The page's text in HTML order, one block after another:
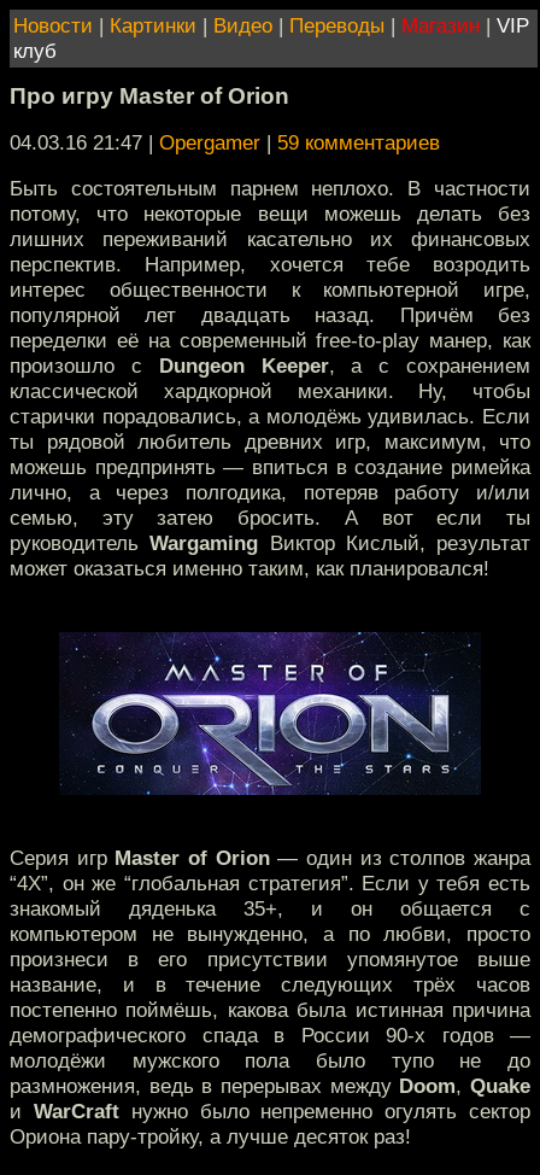
Новости | Картинки | Видео | Переводы | Магазин | VIP
клуб
Про игру Master of Orion
04.03.16 21:47 | Opergamer | 59 комментариев
Быть состоятельным парнем неплохо. В частности
потому, что некоторые вещи можешь делать без
лишних переживаний касательно их финансовых
перспектив. Например, хочется тебе возродить
интерес общественности к компьютерной игре,
популярной лет двадцать назад. Причём без
переделки её на современный free-to-play манер, как
произошло с Dungeon Keeper, а с сохранением
классической хардкорной механики. Ну, чтобы
старички порадовались, а молодёжь удивилась. Если
ты рядовой любитель древних игр, максимум, что
можешь предпринять — впиться в создание римейка
лично, а через полгодика, потеряв работу и/или
семью, эту затею бросить. А вот если ты
руководительWargaming Виктор Кислый, результат
может оказаться именно таким, как планировался!
Серия игр Master of Orion— один из столпов жанра
“4X”, он же “глобальная стратегия”. Если у тебя есть
знакомый дяденька 35+, и он общается с
компьютером не вынужденно, а по любви, просто
произнеси в его присутствии упомянутое выше
название, и в течение следующих трёх часов
постепенно поймёшь, какова была истинная причина
демографического спада в России 90-х годов —
молодёжи мужского пола было тупо не до
размножения, ведь в перерывах между Doom,Quake
и WarCraftнужно было непременно огулять сектор
Ориона пару-тройку, а лучше десяток раз!